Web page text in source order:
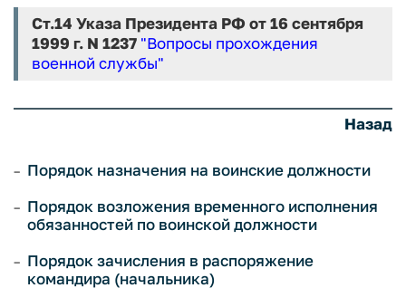
Ст.14 Указа Президента РФ от 16 сентября
1999 г. N 1237 "Вопросы прохождения
военной службы"
Назад
Порядок назначения на воинские должности
Порядок возложения временного исполнения
обязанностей по воинской должности
Порядок зачисления в распоряжение
командира (начальника)